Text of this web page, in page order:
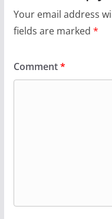
Your email address
fields are marked *
Comment*